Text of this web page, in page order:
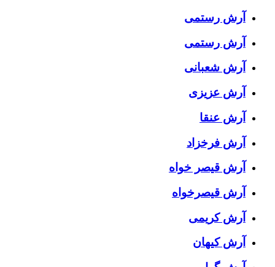
آرش رستمى
آرش رستمی
آرش شعبانی
آرش عزیزی
آرش عنقا
آرش فرخزاد
آرش قیصر خواه
آرش قیصرخواه
آرش کریمی
آرش کیهان